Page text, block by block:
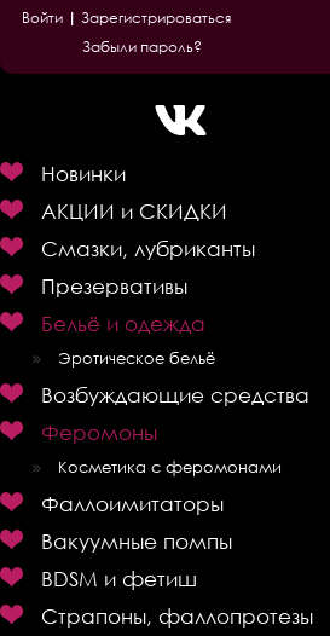
Зарегистрироваться
Забыли пароль?
Новинки
АКЦИИ и СКИДКИ
Смазки, лубриканты
Презервативы
Бельё и одежда
Эротическое бельё
Возбуждающие средства
Феромоны
Косметика с феромонами
Фаллоимитаторы
Вакуумные помпы
BDSM и фетиш
Страпоны, фаллопротезы